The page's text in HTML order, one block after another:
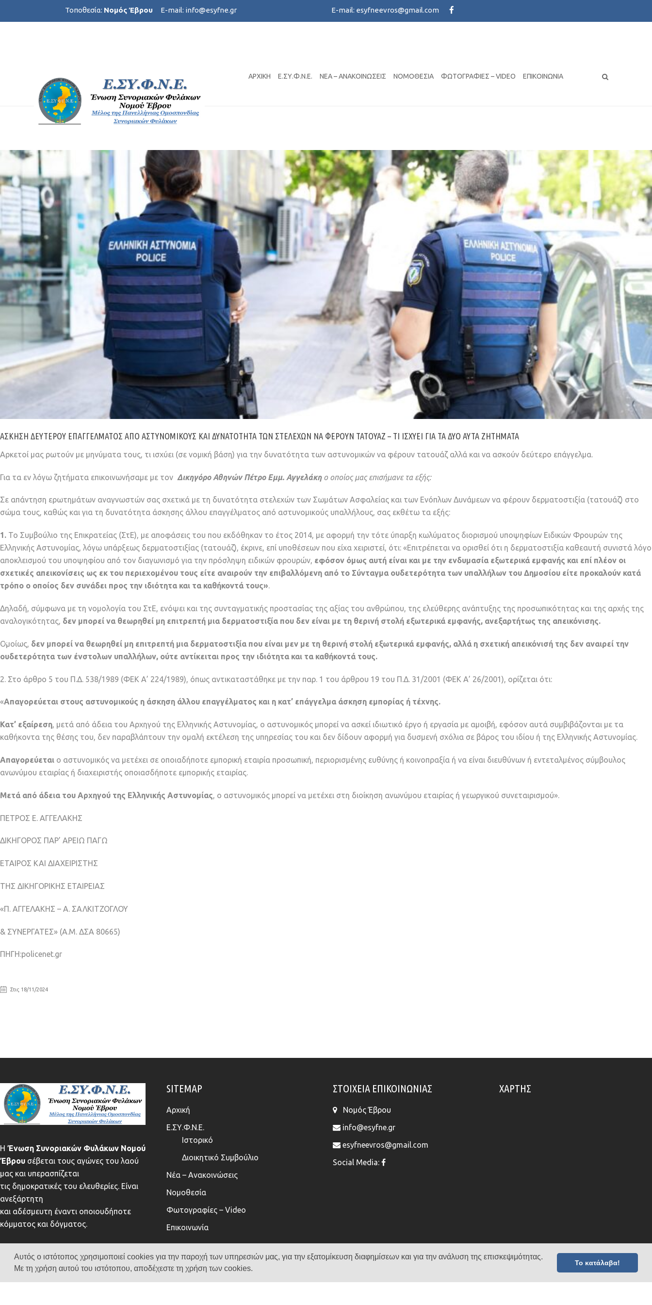
Αυτός ο ιστότοπος χρησιμοποιεί cookies για την παροχή των υπηρεσιών μας, για την εξατομίκευση διαφημίσεων και για την ανάλυση της επισκεψιμότητας.
Με τη χρήση αυτού του ιστότοπου, αποδέχεστε τη χρήση των cookies.
Το κατάλαβα!
Τοποθεσία: Νομός Έβρου E-mail: info@esyfne.gr E-mail: esyfneevros@gmail.com
ΑΡΧΙΚΉ Ε.ΣΥ.Φ.Ν.Ε. ΝΈΑ – ΑΝΑΚΟΙΝΏΣΕΙΣ ΝΟΜΟΘΕΣΊΑ ΦΩΤΟΓΡΑΦΊΕΣ – VIDEO ΕΠΙΚΟΙΝΩΝΊΑ
ΆΣΚΗΣΗ ΔΕΎΤΕΡΟΥ ΕΠΑΓΓΈΛΜΑΤΟΣ ΑΠΌ ΑΣΤΥΝΟΜΙΚΟΎΣ ΚΑΙ ΔΥΝΑΤΌΤΗΤΑ ΤΩΝ ΣΤΕΛΕΧΏΝ ΝΑ ΦΈΡΟΥΝ ΤΑΤΟΥΆΖ – ΤΙ ΙΣΧΎΕΙ ΓΙΑ ΤΑ ΔΎΟ ΑΥΤΆ ΖΗΤΉΜΑΤΑ
Αρκετοί μας ρωτούν με μηνύματα τους, τι ισχύει (σε νομική βάση) για την δυνατότητα των αστυνομικών να φέρουν τατουάζ αλλά και να ασκούν δεύτερο επάγγελμα.
Για τα εν λόγω ζητήματα επικοινωνήσαμε με τον Δικηγόρο Αθηνών Πέτρο Εμμ. Αγγελάκη o οποίος μας επισήμανε τα εξής:
Σε απάντηση ερωτημάτων αναγνωστών σας σχετικά με τη δυνατότητα στελεχών των Σωμάτων Ασφαλείας και των Ενόπλων Δυνάμεων να φέρουν δερματοστιξία (τατουάζ) στο
σώμα τους, καθώς και για τη δυνατότητα άσκησης άλλου επαγγέλματος από αστυνομικούς υπαλλήλους, σας εκθέτω τα εξής:
1. Το Συμβούλιο της Επικρατείας (ΣτΕ), με αποφάσεις του που εκδόθηκαν το έτος 2014, με αφορμή την τότε ύπαρξη κωλύματος διορισμού υποψηφίων Ειδικών Φρουρών της
Ελληνικής Αστυνομίας, λόγω υπάρξεως δερματοστιξίας (τατουάζ), έκρινε, επί υποθέσεων που είχα χειριστεί, ότι: «Επιτρέπεται να ορισθεί ότι η δερματοστιξία καθεαυτή συνιστά λόγο
αποκλεισμού του υποψηφίου από τον διαγωνισμό για την πρόσληψη ειδικών φρουρών, εφόσον όμως αυτή είναι και με την ενδυμασία εξωτερικά εμφανής και επί πλέον οι
σχετικές απεικονίσεις ως εκ του περιεχομένου τους είτε αναιρούν την επιβαλλόμενη από το Σύνταγμα ουδετερότητα των υπαλλήλων του Δημοσίου είτε προκαλούν κατά
τρόπο ο οποίος δεν συνάδει προς την ιδιότητα και τα καθήκοντά τους».
Δηλαδή, σύμφωνα με τη νομολογία του ΣτΕ, ενόψει και της συνταγματικής προστασίας της αξίας του ανθρώπου, της ελεύθερης ανάπτυξης της προσωπικότητας και της αρχής της
αναλογικότητας, δεν μπορεί να θεωρηθεί μη επιτρεπτή μια δερματοστιξία που δεν είναι με τη θερινή στολή εξωτερικά εμφανής, ανεξαρτήτως της απεικόνισης.
Ομοίως, δεν μπορεί να θεωρηθεί μη επιτρεπτή μια δερματοστιξία που είναι μεν με τη θερινή στολή εξωτερικά εμφανής, αλλά η σχετική απεικόνισή της δεν αναιρεί την
ουδετερότητα των ένστολων υπαλλήλων, ούτε αντίκειται προς την ιδιότητα και τα καθήκοντά τους.
2. Στο άρθρο 5 του Π.Δ. 538/1989 (ΦΕΚ Α’ 224/1989), όπως αντικαταστάθηκε με την παρ. 1 του άρθρου 19 του Π.Δ. 31/2001 (ΦΕΚ Α’ 26/2001), ορίζεται ότι:
«Απαγορεύεται στους αστυνομικούς η άσκηση άλλου επαγγέλματος και η κατ’ επάγγελμα άσκηση εμπορίας ή τέχνης.
Κατ’ εξαίρεση, μετά από άδεια του Αρχηγού της Ελληνικής Αστυνομίας, ο αστυνομικός μπορεί να ασκεί ιδιωτικό έργο ή εργασία με αμοιβή, εφόσον αυτά συμβιβάζονται με τα
καθήκοντα της θέσης του, δεν παραβλάπτουν την ομαλή εκτέλεση της υπηρεσίας του και δεν δίδουν αφορμή για δυσμενή σχόλια σε βάρος του ιδίου ή της Ελληνικής Αστυνομίας.
Απαγορεύεται ο αστυνομικός να μετέχει σε οποιαδήποτε εμπορική εταιρία προσωπική, περιορισμένης ευθύνης ή κοινοπραξία ή να είναι διευθύνων ή εντεταλμένος σύμβουλος
ανωνύμου εταιρίας ή διαχειριστής οποιασδήποτε εμπορικής εταιρίας.
Μετά από άδεια του Αρχηγού της Ελληνικής Αστυνομίας, ο αστυνομικός μπορεί να μετέχει στη διοίκηση ανωνύμου εταιρίας ή γεωργικού συνεταιρισμού».
ΠΕΤΡΟΣ Ε. ΑΓΓΕΛΑΚΗΣ
ΔΙΚΗΓΟΡΟΣ ΠΑΡ’ ΑΡΕΙΩ ΠΑΓΩ
ΕΤΑΙΡΟΣ ΚΑΙ ΔΙΑΧΕΙΡΙΣΤΗΣ
ΤΗΣ ΔΙΚΗΓΟΡΙΚΗΣ ΕΤΑΙΡΕΙΑΣ
«Π. ΑΓΓΕΛΑΚΗΣ – Α. ΣΑΛΚΙΤΖΟΓΛΟΥ
& ΣΥΝΕΡΓΑΤΕΣ» (Α.Μ. ΔΣΑ 80665)
ΠΗΓΗ:policenet.gr
Στις 18/11/2024
Η Ένωση Συνοριακών Φυλάκων Νομού
Έβρου σέβεται τους αγώνες του λαού
μας και υπερασπίζεται
τις δημοκρατικές του ελευθερίες. Είναι
ανεξάρτητη
και αδέσμευτη έναντι οποιουδήποτε
κόμματος και δόγματος.
SITEMAP
Αρχική
Ε.ΣΥ.Φ.Ν.Ε.
Ιστορικό
Διοικητικό Συμβούλιο
Νέα – Ανακοινώσεις
Νομοθεσία
Φωτογραφίες – Video
Επικοινωνία
ΣΤΟΙΧΕΊΑ ΕΠΙΚΟΙΝΩΝΊΑΣ
Νομός Έβρου
info@esyfne.gr
esyfneevros@gmail.com
Social Media:
ΧΆΡΤΗΣ